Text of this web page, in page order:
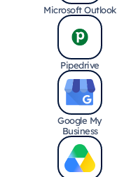
Microsoft Outlook
Pipedrive
Google My
Business